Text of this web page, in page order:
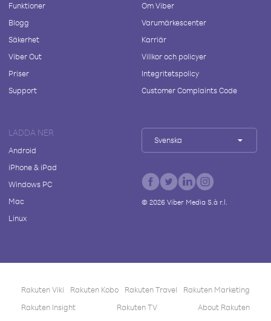
Funktioner
Blogg
Säkerhet
Viber Out
Priser
Support
Om Viber
Varumärkescenter
Karriär
Villkor och policyer
Integritetspolicy
Customer Complaints Code
LADDA NER
Android
iPhone & iPad
Windows PC
Mac
Linux
Svenska
© 2026Viber Media S.à r.l.
Rakuten Viki Rakuten Kobo Rakuten Travel
Rakuten Marketing
Rakuten Insight
Rakuten TV About Rakuten